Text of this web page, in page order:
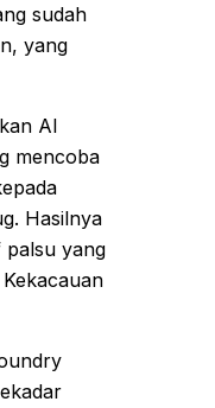
sudah
yang
AI
mencoba
Hasilnya
palsu yang